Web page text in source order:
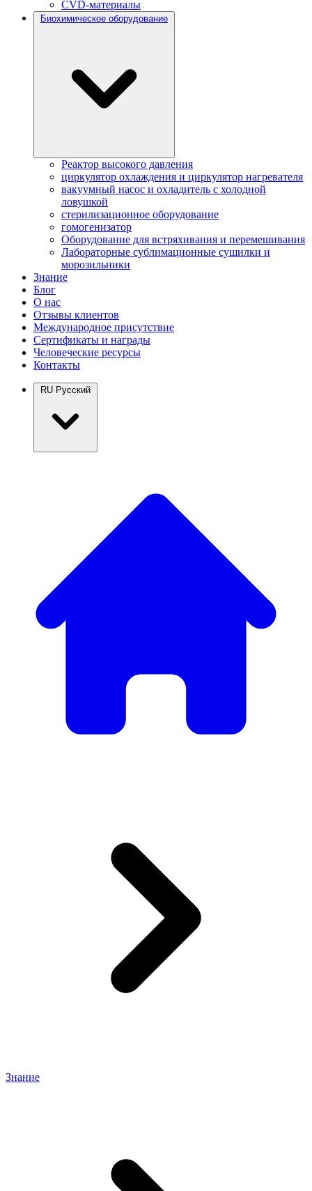
CVD-материалы
Биохимическое оборудование
Реактор высокого давления
циркулятор охлаждения и циркулятор нагревателя
вакуумный насос и охладитель с холодной
ловушкой
стерилизационное оборудование
гомогенизатор
Оборудование для встряхивания и перемешивания
Лабораторные сублимационные сушилки и
морозильники
Знание
Блог
О нас
Отзывы клиентов
Международное присутствие
Сертификаты и награды
Человеческие ресурсы
Контакты
RU Русский
Знание